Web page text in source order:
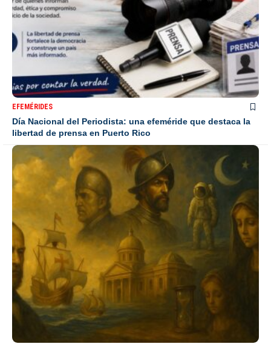
EFEMÉRIDES
Día Nacional del Periodista: una efeméride que destaca la
libertad de prensa en Puerto Rico